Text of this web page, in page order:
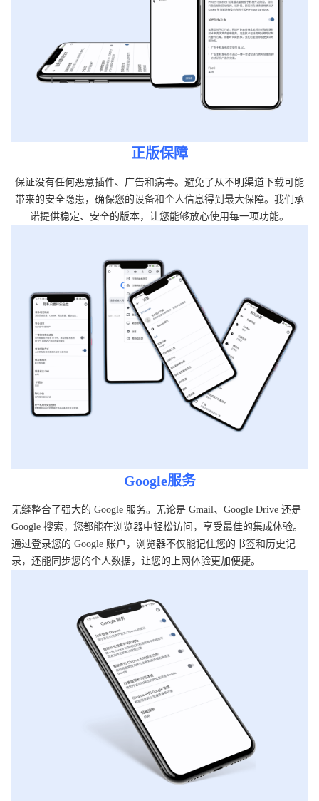
正版保障
保证没有任何恶意插件、广告和病毒。避免了从不明渠道下载可能
带来的安全隐患，确保您的设备和个人信息得到最大保障。我们承
诺提供稳定、安全的版本，让您能够放心使用每一项功能。
Google服务
无缝整合了强大的 Google 服务。无论是 Gmail、Google Drive 还是
Google 搜索，您都能在浏览器中轻松访问，享受最佳的集成体验。
通过登录您的 Google 账户，浏览器不仅能记住您的书签和历史记
录，还能同步您的个人数据，让您的上网体验更加便捷。